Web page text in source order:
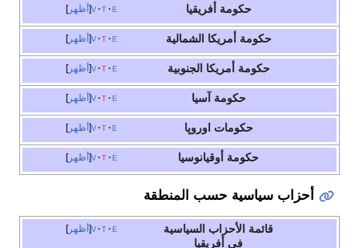
أظهر v t e حكومة أفريقيا
أظهر v t e حكومة أمريكا الشمالية
أظهر v t e حكومة أمريكا الجنوبية
أظهر v t e حكومة آسيا
أظهر v t e حكومات اوروپا
أظهر v t e حكومة أوقيانوسيا
أحزاب سياسية حسب المنطقة
أظهر v t e
قائمة الأحزاب السياسية
في أفريقيا